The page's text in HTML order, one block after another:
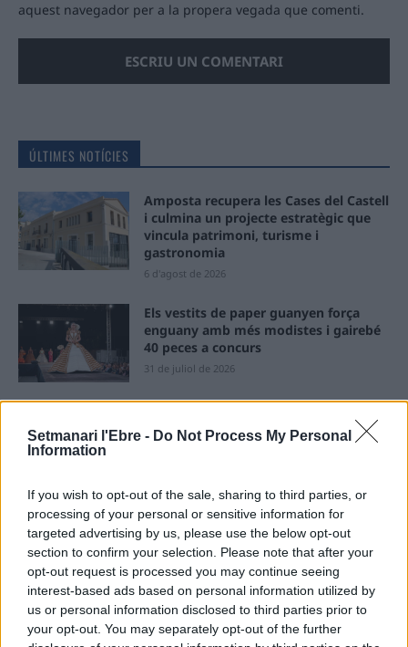
Setmanari l'Ebre - Do Not Process My Personal
Information
If you wish to opt-out of the sale, sharing to third parties, or
processing of your personal or sensitive information for
targeted advertising by us, please use the below opt-out
section to confirm your selection. Please note that after your
opt-out request is processed you may continue seeing
interest-based ads based on personal information utilized by
us or personal information disclosed to third parties prior to
your opt-out. You may separately opt-out of the further
aquest navegador per a la propera vegada que comenti.
ÚLTIMES NOTÍCIES
Amposta recupera les Cases del Castell
i culmina un projecte estratègic que
vincula patrimoni, turisme i
gastronomia
6 d'agost de 2026
Els vestits de paper guanyen força
enguany amb més modistes i gairebé
40 peces a concurs
31 de juliol de 2026
“L’eclipsi serà una oportunitat també
per a gaudir de les Festes Majors
Blaumut lidera el cartell musical de les
Festes
Carrega més